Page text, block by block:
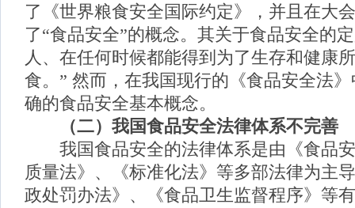
了《世界粮食安全国际约定》，并且在大
了“食品安全”的概念。其关于食品安全的
人、在任何时候都能得到为了生存和健康
食。” 然而，在我国现行的《食品安全法
确的食品安全基本概念。
（二）我国食品安全法律体系不完善
我国食品安全的法律体系是由《食品安
质量法》、《标准化法》等多部法律为主
政处罚办法》、《食品卫生监督程序》等